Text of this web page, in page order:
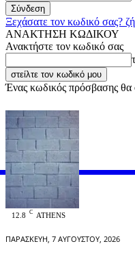
Ξεχάσατε τον κωδικό σας?
ΑΝΑΚΤΗΣΗ ΚΩΔΙΚΟΥ
Ανακτήστε τον κωδικό σας
Ένας κωδικός πρόσβασης θα
OFFICIAL
12.8 C ATHENS
ΠΑΡΑΣΚΕΥΉ, 7 ΑΥΓΟΎΣΤΟΥ, 2026